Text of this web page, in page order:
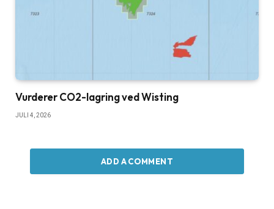
Vurderer CO2-lagring ved Wisting
JULI 4, 2026
ADD A COMMENT